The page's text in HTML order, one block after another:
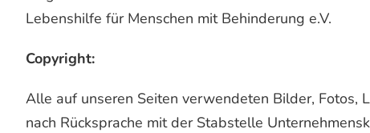
Lebenshilfe für Menschen mit Behinderung e.V.
Copyright:
Alle auf unseren Seiten verwendeten Bilder, Fotos,
nach Rücksprache mit der Stabstelle